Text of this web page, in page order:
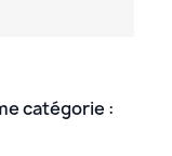
catégorie :